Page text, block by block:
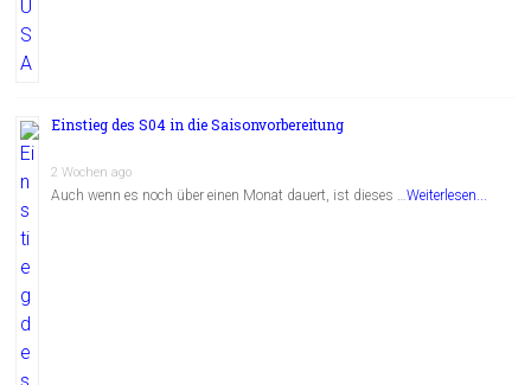
Einstieg des S04 in die Saisonvorbereitung
2 Wochen ago
Auch wenn es noch über einen Monat dauert, ist dieses …Weiterlesen...